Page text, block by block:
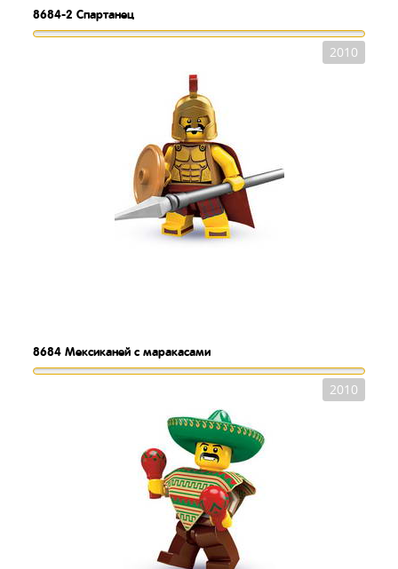
8684-2 Спартанец
2010
8684 Мексиканей с маракасами
2010